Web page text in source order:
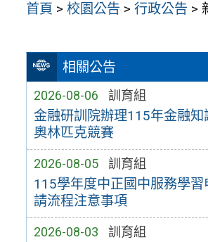
首頁 >校園公告 >行政公告 >
相關公告
2026-08-06 訓育組
金融研訓院辦理115年金融知
奧林匹克競賽
2026-08-05 訓育組
115學年度中正國中服務學習
請流程注意事項
2026-08-03 訓育組